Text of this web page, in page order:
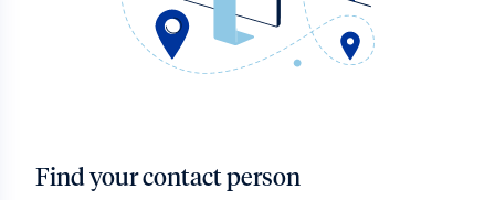
Find your contact person